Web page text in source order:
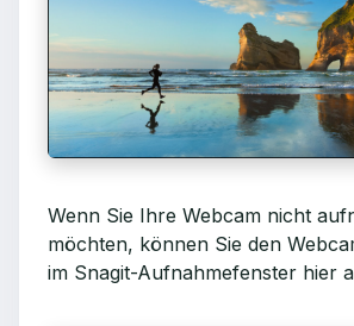
Wenn Sie Ihre Webcam nicht
möchten, können Sie den
im Snagit-Aufnahmefenster hier